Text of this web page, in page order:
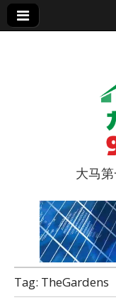
9点股
大马
Tag: TheGardens